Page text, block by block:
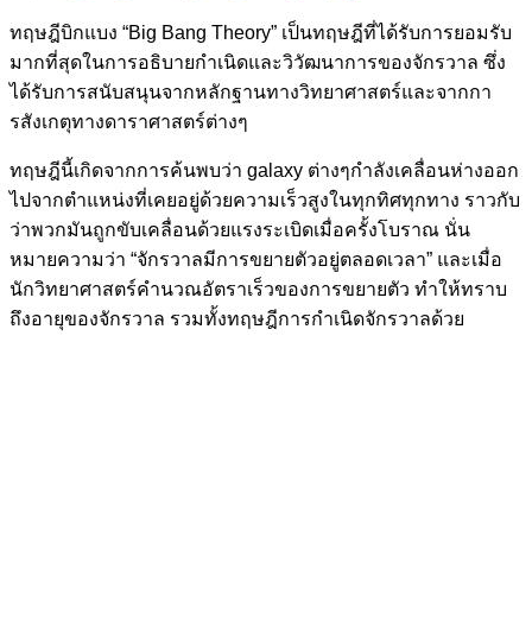
ทฤษฎีบิกแบง “Big Bang Theory” เป็นทฤษฎีที่ได้รับการยอมรับ
มากที่สุดในการอธิบายกำเนิดและวิวัฒนาการของจักรวาล ซึ่ง
ได้รับการสนับสนุนจากหลักฐานทางวิทยาศาสตร์และจากกา
รสังเกตุทางดาราศาสตร์ต่างๆ
ทฤษฎีนี้เกิดจากการค้นพบว่า galaxy ต่างๆกำลังเคลื่อนห่างออก
ไปจากตำแหน่งที่เคยอยู่ด้วยความเร็วสูงในทุกทิศทุกทาง ราวกับ
ว่าพวกมันถูกขับเคลื่อนด้วยแรงระเบิดเมื่อครั้งโบราณ นั่น
หมายความว่า “จักรวาลมีการขยายตัวอยู่ตลอดเวลา” และเมื่อ
นักวิทยาศาสตร์คำนวณอัตราเร็วของการขยายตัว ทำให้ทราบ
ถึงอายุของจักรวาล รวมทั้งทฤษฎีการกำเนิดจักรวาลด้วย